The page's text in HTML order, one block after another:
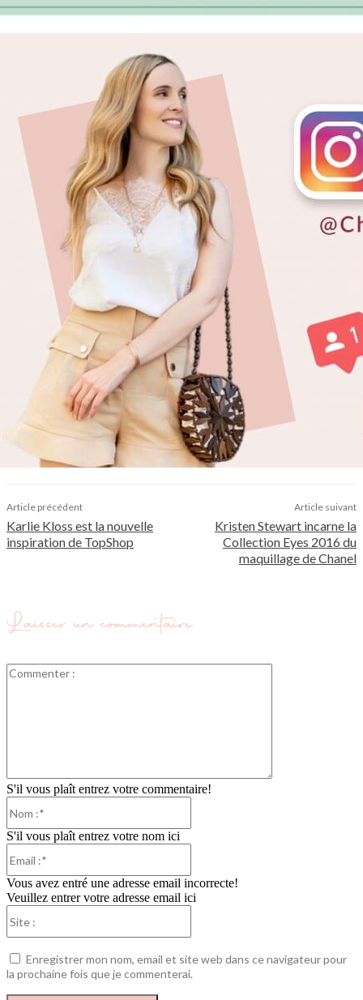
Article précédent
Karlie Kloss est la nouvelle
inspiration de TopShop
Article suivant
Kristen Stewart incarne la
Collection Eyes 2016 du
maquillage de Chanel
Laisser un commentaire
S'il vous plaît entrez votre commentaire!
S'il vous plaît entrez votre nom ici
Vous avez entré une adresse email incorrecte!
Veuillez entrer votre adresse email ici
Enregistrer mon nom, email et site web dans ce navigateur pour
la prochaine fois que je commenterai.